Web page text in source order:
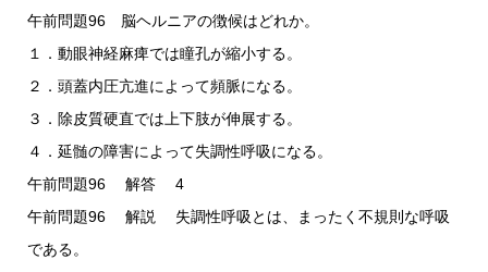
午前問題96 脳ヘルニアの徴候はどれか。
１．動眼神経麻痺では瞳孔が縮小する。
２．頭蓋内圧亢進によって頻脈になる。
３．除皮質硬直では上下肢が伸展する。
４．延髄の障害によって失調性呼吸になる。
午前問題96 解答 4
午前問題96 解説 失調性呼吸とは、まったく不規則な呼吸
である。